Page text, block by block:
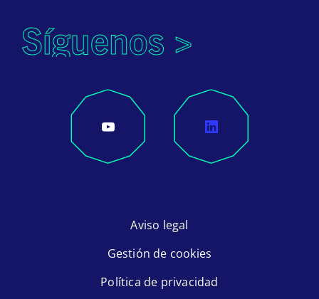
Síguenos >
Aviso legal
Gestión de cookies
Política de privacidad